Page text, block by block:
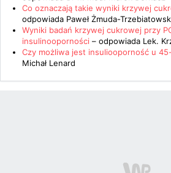
Co oznaczają takie wyniki krzywej
odpowiada Paweł Żmuda-
Wyniki badań krzywej cukrowej przy
insulinooporności – odpowiada Lek.
Czy możliwa jest insuliooporność u
Michał Lenard